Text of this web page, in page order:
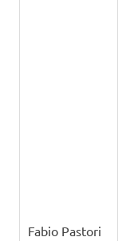
Fabio Pastori